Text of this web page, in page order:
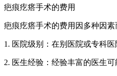
疤痕疙瘩手术的费用
疤痕疙瘩手术的费用因多种因
1. 医院级别：在别医院或专科
2. 医生经验：经验丰富的医生